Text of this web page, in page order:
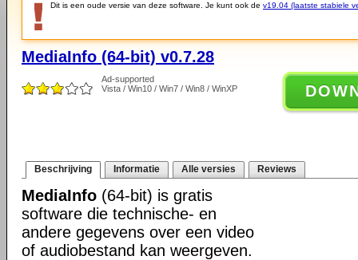
Dit is een oude versie van deze software. Je kunt ook de v19.04 (laatste stabiele
MediaInfo (64-bit) v0.7.28
Ad-supported
Vista / Win10 / Win7 / Win8 / WinXP
Beschrijving Informatie Alle versies Reviews
MediaInfo (64-bit) is gratis
software die technische- en
andere gegevens over een video
of audiobestand kan weergeven.